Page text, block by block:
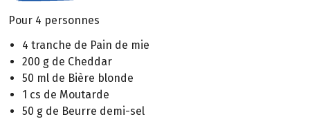
Pour 4 personnes
4 tranche de Pain de mie
200 g de Cheddar
50 ml de Bière blonde
1 cs de Moutarde
50 g de Beurre demi-sel